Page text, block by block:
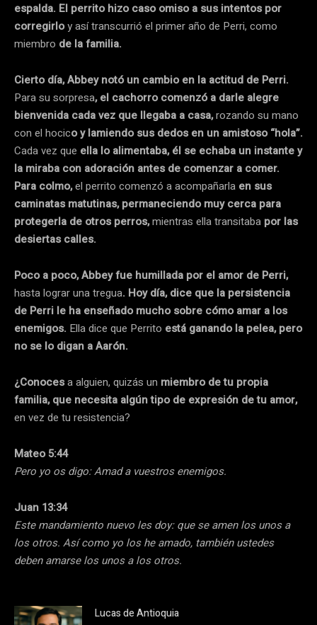
espalda. El perrito hizo caso omiso a sus intentos por
corregirloy así transcurrió el primer año de Perri, como
miembro de la familia.
Cierto día, Abbey notó un cambio en la actitud de Perri.
Para su sorpresa, el cachorro comenzó a darle alegre
bienvenida cada vez que llegaba a casa,rozando su mano
con el hocico y lamiendo sus dedos en un amistoso “hola”.
Cada vez que ella lo alimentaba, él se echaba un instante y
la miraba con adoración antes de comenzar a comer.
Para colmo,el perrito comenzó a acompañarla en sus
caminatas matutinas, permaneciendo muy cerca para
protegerla de otros perros,mientras ella transitaba por las
desiertas calles.
Poco a poco, Abbey fue humillada por el amor de Perri,
hasta lograr una tregua. Hoy día, dice que la persistencia
de Perri le ha enseñado mucho sobre cómo amar a los
enemigos. Ella dice que Perrito está ganando la pelea, pero
no se lo digan a Aarón.
¿Conocesa alguien, quizás un miembro de tu propia
familia, que necesita algún tipo de expresión de tu amor,
en vez de tu resistencia?
Mateo 5:44
Pero yo os digo: Amad a vuestros enemigos.
Juan 13:34
Este mandamiento nuevo les doy: que se amen los unos a
los otros. Así como yo los he amado, también ustedes
deben amarse los unos a los otros.
Lucas de Antioquia